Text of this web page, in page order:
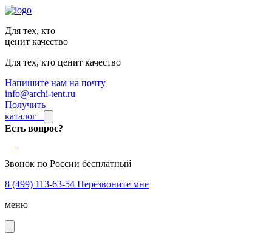
Для тех, кто
ценит качество
Для тех, кто ценит качество
Напишите нам на почту
info@archi-tent.ru
Получить
каталог
Есть вопрос?
Звонок по России бесплатный
8 (499) 113-63-54 Перезвоните мне
меню